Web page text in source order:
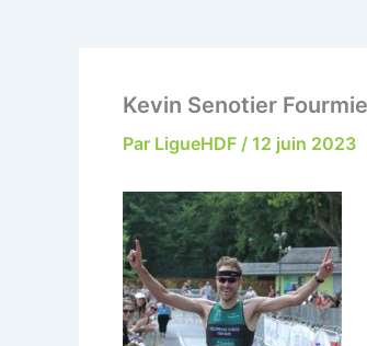
Kevin Senotier
Par LigueHDF / 12 juin 2023